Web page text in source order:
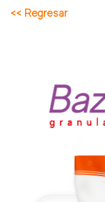
<< Regresar